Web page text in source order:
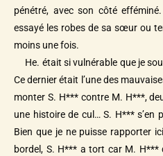
pénétré, avec son côté
essayé les robes de sa sœur ou
moins une fois.
He. était si vulnérable que je
Ce dernier était l’une des
monter S. H*** contre M. H***,
une histoire de cul… S. H*** s’en
Bien que je ne puisse rapporter
bordel, S. H*** a tort car M.